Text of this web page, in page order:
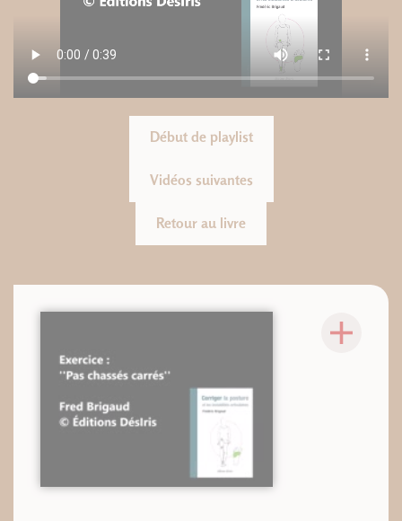
Début de playlist
Vidéos suivantes
Retour au livre